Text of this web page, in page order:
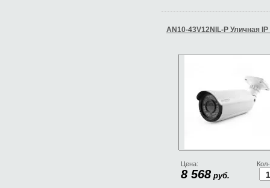
AN10-43V12NIL-P Уличная
Цена:
8 568 руб.